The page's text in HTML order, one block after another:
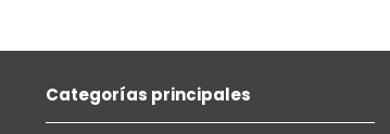
Categorías principales